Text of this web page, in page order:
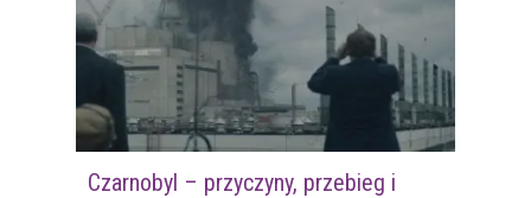
Czarnobyl – przyczyny, przebieg i